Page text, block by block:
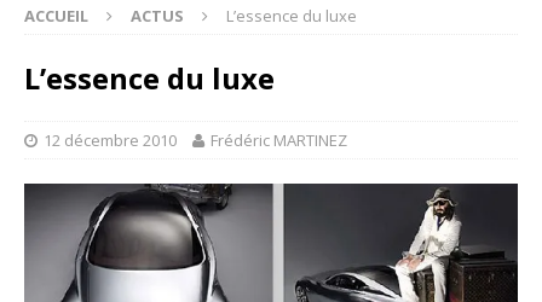
ACCUEIL ACTUS L’essence du luxe
L’essence du luxe
12 décembre 2010 Frédéric MARTINEZ